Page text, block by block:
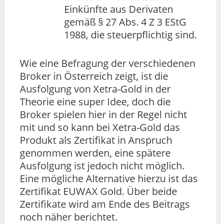
Einkünfte aus Derivaten
gemäß § 27 Abs. 4 Z 3 EStG
1988, die steuerpflichtig sind.
Wie eine Befragung der verschiedenen
Broker in Österreich zeigt, ist die
Ausfolgung von Xetra-Gold in der
Theorie eine super Idee, doch die
Broker spielen hier in der Regel nicht
mit und so kann bei Xetra-Gold das
Produkt als Zertifikat in Anspruch
genommen werden, eine spätere
Ausfolgung ist jedoch nicht möglich.
Eine mögliche Alternative hierzu ist das
Zertifikat EUWAX Gold. Über beide
Zertifikate wird am Ende des Beitrags
noch näher berichtet.